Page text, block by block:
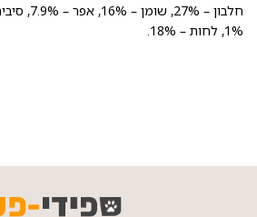
1%, לחות – 18%.